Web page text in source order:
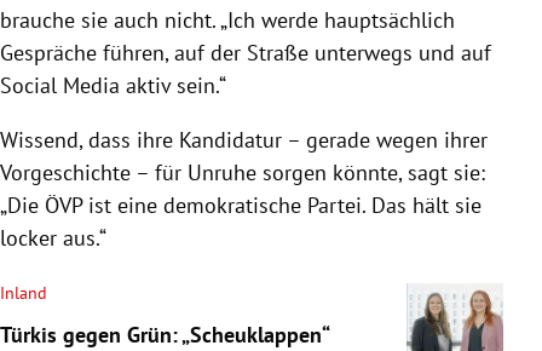
brauche sie auch nicht. „Ich werde hauptsächlich
Gespräche führen, auf der Straße unterwegs und auf
Social Media aktiv sein.“
Wissend, dass ihre Kandidatur – gerade wegen ihrer
Vorgeschichte – für Unruhe sorgen könnte, sagt sie:
„Die ÖVP ist eine demokratische Partei. Das hält sie
locker aus.“
Inland
Türkis gegen Grün: „Scheuklappen“